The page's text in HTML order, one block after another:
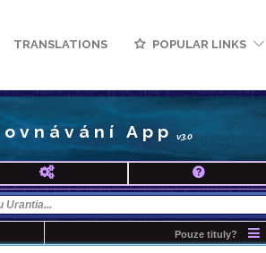
TRANSLATIONS POPULAR LINKS
App v3.0
Pouze tituly?